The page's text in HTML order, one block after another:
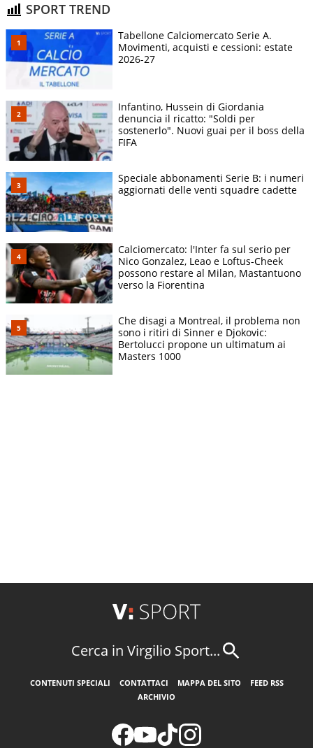
SPORT TREND
Tabellone Calciomercato Serie A.
Movimenti, acquisti e cessioni: estate
2026-27
Infantino, Hussein di Giordania
denuncia il ricatto: "Soldi per
sostenerlo". Nuovi guai per il boss della
FIFA
Speciale abbonamenti Serie B: i numeri
aggiornati delle venti squadre cadette
Calciomercato: l'Inter fa sul serio per
Nico Gonzalez, Leao e Loftus-Cheek
possono restare al Milan, Mastantuono
verso la Fiorentina
Che disagi a Montreal, il problema non
sono i ritiri di Sinner e Djokovic:
Bertolucci propone un ultimatum ai
Masters 1000
Cerca in Virgilio Sport...
CONTENUTI SPECIALI CONTATTACI MAPPA DEL SITO
FEED RSS
ARCHIVIO